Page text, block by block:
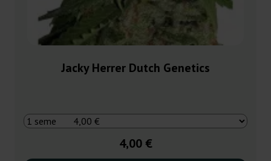
Jacky Herrer Dutch Genetics
4,00 €